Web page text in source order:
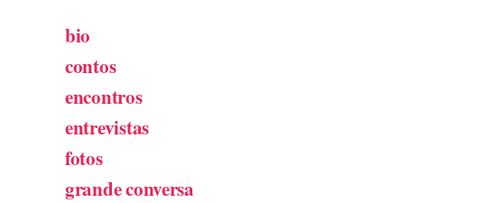
bio
contos
encontros
entrevistas
fotos
grande conversa